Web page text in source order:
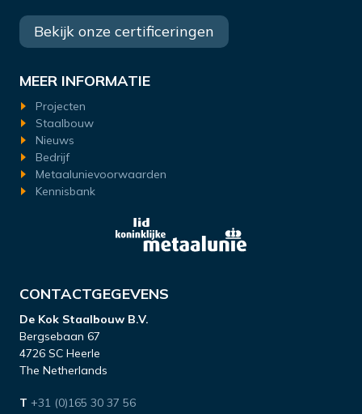
Bekijk onze certificeringen
MEER INFORMATIE
Projecten
Staalbouw
Nieuws
Bedrijf
Metaalunievoorwaarden
Kennisbank
CONTACTGEGEVENS
De Kok Staalbouw B.V.
Bergsebaan 67
4726 SC Heerle
The Netherlands
T +31 (0)165 30 37 56